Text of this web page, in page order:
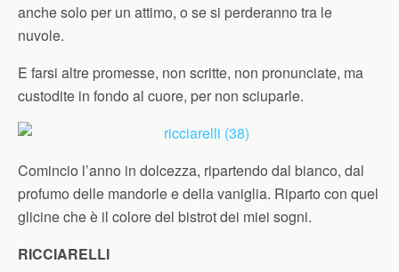
anche solo per un attimo, o se si perderanno tra le
nuvole.
E farsi altre promesse, non scritte, non pronunciate, ma
custodite in fondo al cuore, per non sciuparle.
Comincio l’anno in dolcezza, ripartendo dal bianco, dal
profumo delle mandorle e della vaniglia. Riparto con quel
glicine che è il colore del bistrot dei miei sogni.
RICCIARELLI